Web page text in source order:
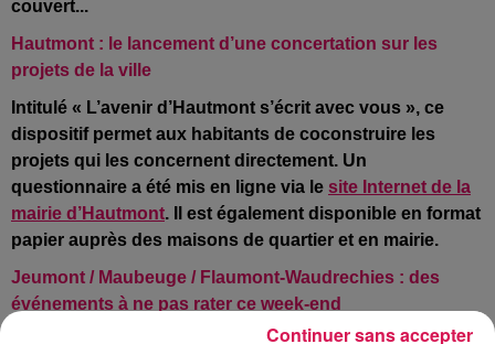
couvert...
Hautmont : le lancement d’une concertation sur les
projets de la ville
Intitulé « L’avenir d’Hautmont s’écrit avec vous », ce
dispositif permet aux habitants de coconstruire les
projets qui les concernent directement. Un
questionnaire a été mis en ligne via le site Internet de la
mairie d’Hautmont. Il est également disponible en format
papier auprès des maisons de quartier et en mairie.
Jeumont / Maubeuge / Flaumont-Waudrechies : des
événements à ne pas rater ce week-end
Continuer sans accepter